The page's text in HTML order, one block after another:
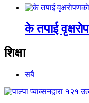
के तपाई
शिक्षा
सबै